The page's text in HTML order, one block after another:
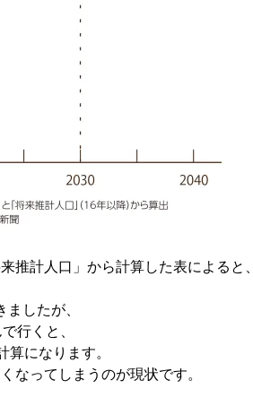
推計人口」から計算した表によると、
ましたが、
行くと、
算になります。
なってしまうのが現状です。